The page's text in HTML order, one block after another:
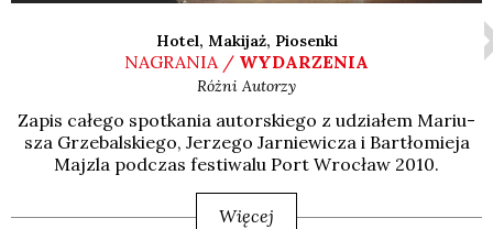
Hotel, Makijaż, Piosenki
NAGRANIA / WYDARZENIA
Różni Autorzy
Zapis całe­go spo­tka­nia autor­skie­go z udzia­łem Mariu­
sza Grze­bal­skie­go, Jerze­go Jar­nie­wi­cza i Bar­tło­mie­ja
Maj­zla pod­czas festi­wa­lu Port Wro­cław 2010.
Więcej